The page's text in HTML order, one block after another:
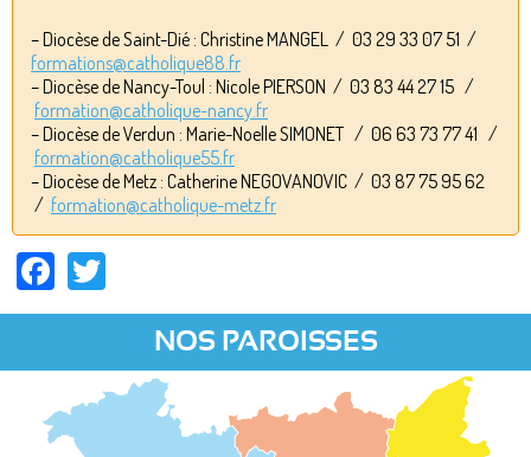
– Diocèse de Saint-Dié : Christine MANGEL / 03 29 33 07 51 /
formations@catholique88.fr
– Diocèse de Nancy-Toul : Nicole PIERSON / 03 83 44 27 15 /
formation@catholique-nancy.fr
– Diocèse de Verdun : Marie-Noelle SIMONET / 06 63 73 77 41 /
formation@catholique55.fr
– Diocèse de Metz : Catherine NEGOVANOVIC / 03 87 75 95 62
/ formation@catholique-metz.fr
Facebook
NOS PAROISSES